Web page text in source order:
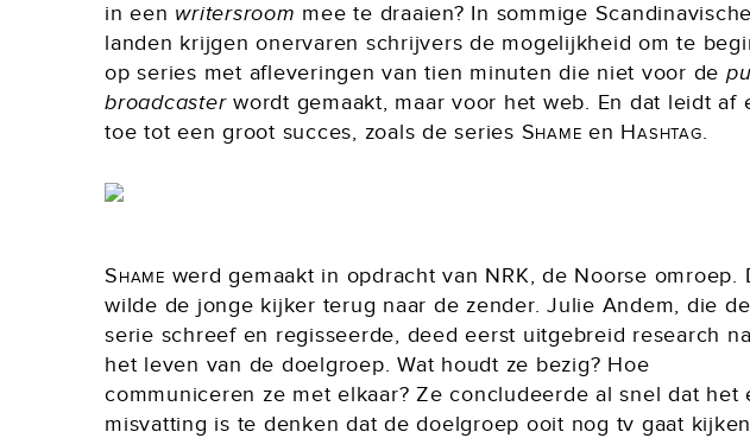
in een writersroom mee te draaien? In sommige Scandinavische
landen krijgen onervaren schrijvers de mogelijkheid om te
op series met afleveringen van tien minuten die niet voor de
broadcasterwordt gemaakt, maar voor het web. En dat leidt af
toe tot een groot succes, zoals de series Shame en Hashtag.
Shame werd gemaakt in opdracht van NRK, de Noorse omroep.
wilde de jonge kijker terug naar de zender. Julie Andem, die de
serie schreef en regisseerde, deed eerst uitgebreid research
het leven van de doelgroep. Wat houdt ze bezig? Hoe
communiceren ze met elkaar? Ze concludeerde al snel dat het
misvatting is te denken dat de doelgroep ooit nog tv gaat